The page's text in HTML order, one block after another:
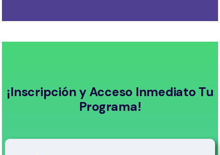
¡Inscripción y Acceso Inmediato Tu
Programa!